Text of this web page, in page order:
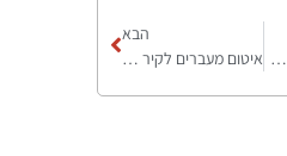
מי הוא יועץ בטיחות אש להיתרים ורישוי בישראל ואיך בוחרים נכון
הבא
איטום מעברים לקיר לשמירה על רציפות מיגון אש במבנה